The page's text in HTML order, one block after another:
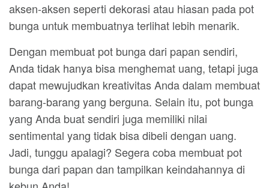
aksen-aksen seperti dekorasi atau hiasan pada pot
bunga untuk membuatnya terlihat lebih menarik.
Dengan membuat pot bunga dari papan sendiri,
Anda tidak hanya bisa menghemat uang, tetapi juga
dapat mewujudkan kreativitas Anda dalam membuat
barang-barang yang berguna. Selain itu, pot bunga
yang Anda buat sendiri juga memiliki nilai
sentimental yang tidak bisa dibeli dengan uang.
Jadi, tunggu apalagi? Segera coba membuat pot
bunga dari papan dan tampilkan keindahannya di